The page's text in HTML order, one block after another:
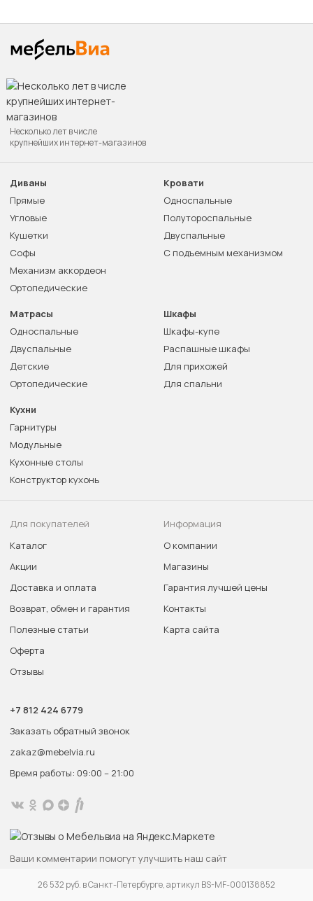
26 532 руб. в Санкт-Петербурге, артикул BS-MF-000138852
Несколько лет в числе
крупнейших интернет-магазинов
Диваны
Прямые
Угловые
Кушетки
Софы
Механизм аккордеон
Ортопедические
Кровати
Односпальные
Полутороспальные
Двуспальные
С подъемным механизмом
Матрасы
Односпальные
Двуспальные
Детские
Ортопедические
Шкафы
Шкафы-купе
Распашные шкафы
Для прихожей
Для спальни
Кухни
Гарнитуры
Модульные
Кухонные столы
Конструктор кухонь
Для покупателей
Каталог
Акции
Доставка и оплата
Возврат, обмен и гарантия
Полезные статьи
Оферта
Отзывы
Информация
О компании
Магазины
Гарантия лучшей цены
Контакты
Карта сайта
+7 812 424 6779
Заказать обратный звонок
zakaz@mebelvia.ru
Время работы: 09:00 – 21:00
Ваши комментарии помогут улучшить наш сайт
Написать сообщение